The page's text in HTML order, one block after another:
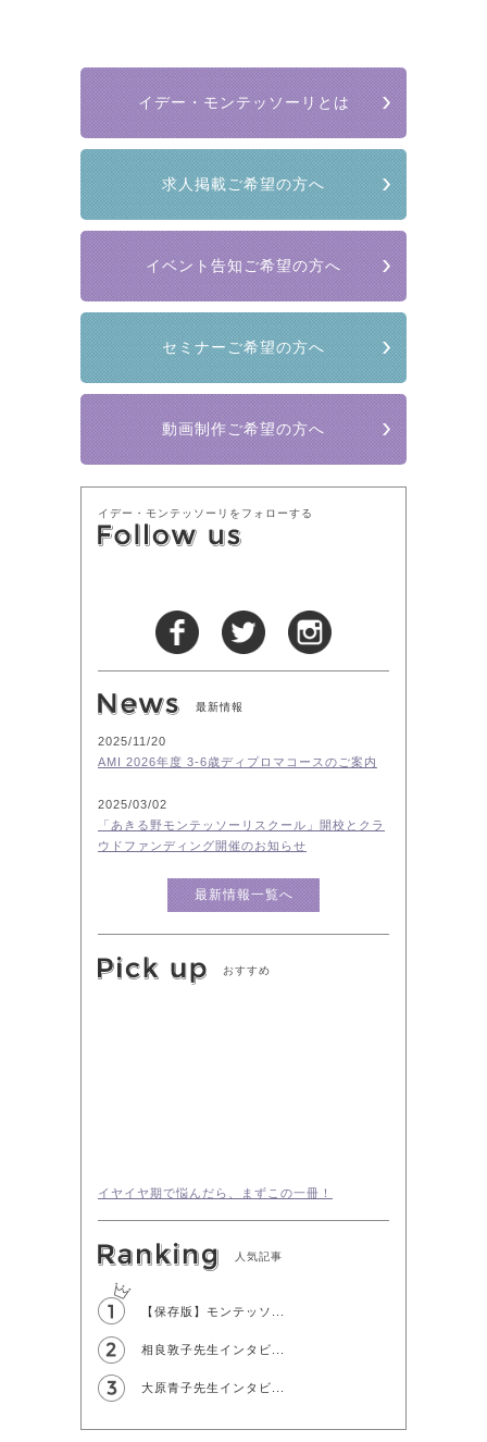
イデー・モンテッソーリとは
求人掲載ご希望の方へ
イベント告知ご希望の方へ
セミナーご希望の方へ
動画制作ご希望の方へ
イデー・モンテッソーリをフォローする
最新情報
2025/11/20
AMI 2026年度 3-6歳ディプロマコースのご案内
2025/03/02
「あきる野モンテッソーリスクール」開校とクラ
ウドファンディング開催のお知らせ
最新情報一覧へ
おすすめ
イヤイヤ期で悩んだら、まずこの一冊！
人気記事
【保存版】モンテッソ...
相良敦子先生インタビ...
大原青子先生インタビ...